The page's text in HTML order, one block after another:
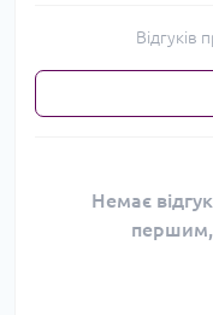
Відгуків
Немає
першим,